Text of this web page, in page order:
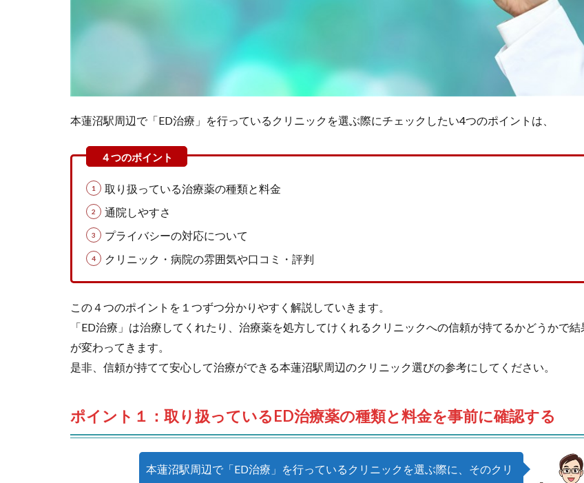
本蓮沼駅周辺で「ED治療」を行っているクリニックを選ぶ際にチェックしたい4つのポイントは、
取り扱っている治療薬の種類と料金
通院しやすさ
プライバシーの対応について
クリニック・病院の雰囲気や口コミ・評判
この４つのポイントを１つずつ分かりやすく解説していきます。
「ED治療」は治療してくれたり、治療薬を処方してけくれるクリニックへの信頼が持てるかどうかで結
が変わってきます。
是非、信頼が持てて安心して治療ができる本蓮沼駅周辺のクリニック選びの参考にしてください。
ポイント１：取り扱っているED治療薬の種類と料金を事前に確認する
本蓮沼駅周辺で「ED治療」を行っているクリニックを選ぶ際に、そのクリ